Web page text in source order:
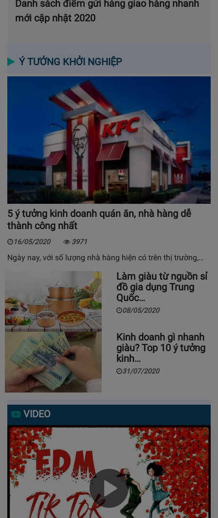
Danh sách điểm gửi hàng giao hàng nhanh
mới cập nhật 2020
Ý TƯỞNG KHỞI NGHIỆP
5 ý tưởng kinh doanh quán ăn, nhà hàng dễ
thành công nhất
16/05/2020 3971
Ngày nay, với số lượng nhà hàng hiện có trên thị trường,…
Làm giàu từ nguồn sỉ
đồ gia dụng Trung
Quốc…
08/05/2020
Kinh doanh gì nhanh
giàu? Top 10 ý tưởng
kinh…
31/07/2020
VIDEO